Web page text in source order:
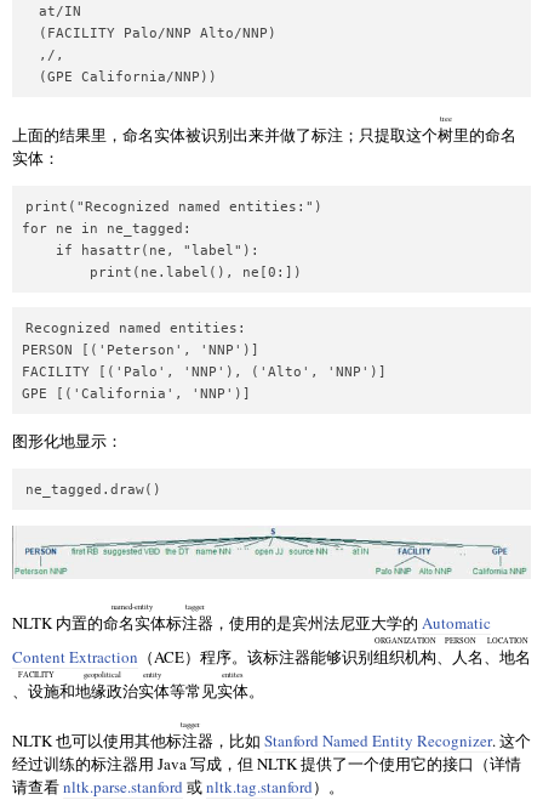
  at/IN
  (FACILITY Palo/NNP Alto/NNP)
  ,/,
上面的结果里，命名实体被识别出来并做了标注；只提取这个树
tree
里的命名
实体：
print("Recognized named entities:")
for ne in ne_tagged:
    if hasattr(ne, "label"):
Recognized named entities:
PERSON [('Peterson', 'NNP')]
FACILITY [('Palo', 'NNP'), ('Alto', 'NNP')]
图形化地显示：
NLTK 内置的命名实体标注器
named-entity tagger
，使用的是宾州法尼亚大学的 Automatic
Content Extraction （ACE）程序。该标注器能够识别组织机构
ORGANIZATION
、人名
PERSON
、地名
LOCATION
、设施
FACILITY
和地缘政治实体
geopolitical entity
等常见实体
entites
。
NLTK 也可以使用其他标注器
tagger
，比如 Stanford Named Entity Recognizer. 这个
经过训练的标注器用 Java 写成，但 NLTK 提供了一个使用它的接口（详情
请查看nltk.parse.stanford 或nltk.tag.stanford）。